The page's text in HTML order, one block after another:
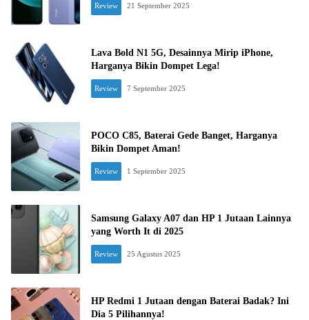
Review 21 September 2025
Lava Bold N1 5G, Desainnya Mirip iPhone,
Harganya Bikin Dompet Lega!
Review 7 September 2025
POCO C85, Baterai Gede Banget, Harganya
Bikin Dompet Aman!
Review 1 September 2025
Samsung Galaxy A07 dan HP 1 Jutaan Lainnya
yang Worth It di 2025
Review 25 Agustus 2025
HP Redmi 1 Jutaan dengan Baterai Badak? Ini
Dia 5 Pilihannya!